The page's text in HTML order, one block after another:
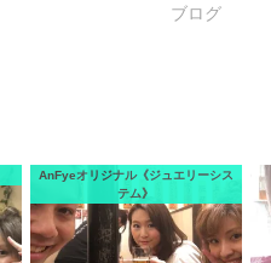
ブログ
AnFyeオリジナル《ジュエリーシス
テム》